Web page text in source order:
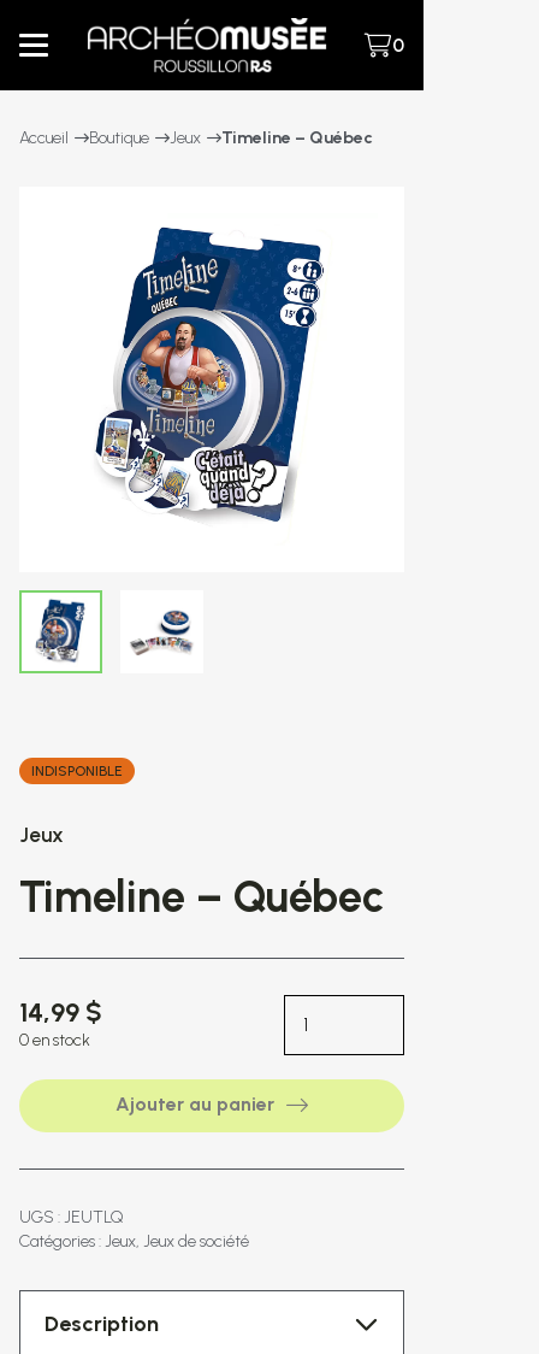
0
Accueil Boutique Jeux Timeline – Québec
INDISPONIBLE
Jeux
Timeline – Québec
14,99 $
0 en stock
Ajouter au panier
UGS : JEUTLQ
Catégories :Jeux Jeux de société
Description